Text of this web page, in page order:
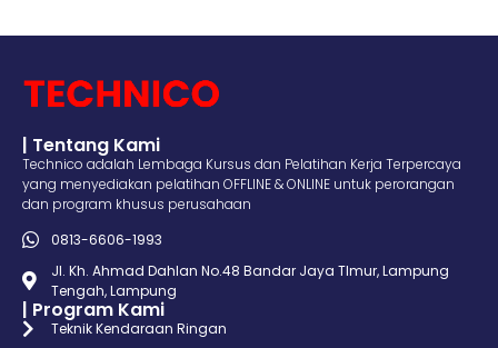
| Tentang Kami
Technico adalah Lembaga Kursus dan Pelatihan Kerja Terpercaya
yang menyediakan pelatihan OFFLINE & ONLINE untuk perorangan
dan program khusus perusahaan
0813-6606-1993
Jl. Kh. Ahmad Dahlan No.48 Bandar Jaya TImur, Lampung
Tengah, Lampung
| Program Kami
Teknik Kendaraan Ringan